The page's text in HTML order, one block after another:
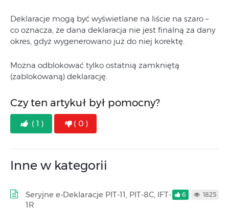
Deklaracje mogą być wyświetlane na liście na szaro –
co oznacza, że dana deklaracja nie jest finalną za dany
okres, gdyż wygenerowano już do niej korektę.
Można odblokować tylko ostatnią zamkniętą
(zablokowaną) deklarację.
Czy ten artykuł był pomocny?
( 1 ) ( 0 )
Inne w kategorii
Seryjne e-Deklaracje PIT-11, PIT-8C, IFT-
1R
6 1825